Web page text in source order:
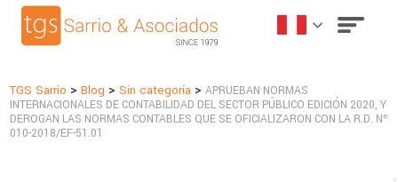
TGS Sarrio >Blog >Sin categoría >APRUEBAN NORMAS
INTERNACIONALES DE CONTABILIDAD DEL SECTOR PÚBLICO EDICIÓN 2020, Y
DEROGAN LAS NORMAS CONTABLES QUE SE OFICIALIZARON CON LA R.D. Nº
010-2018/EF-51.01